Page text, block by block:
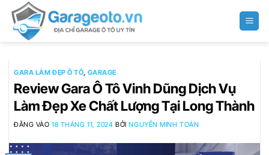
qua
GARA LÀM ĐẸP Ô TÔ, GARAGE
Review Gara Ô Tô Vinh Dũng Dịch Vụ
Làm Đẹp Xe Chất Lượng Tại Long Thành
ĐĂNG VÀO18 THÁNG 11, 2024 BỞINGUYỄN MINH TOÀN